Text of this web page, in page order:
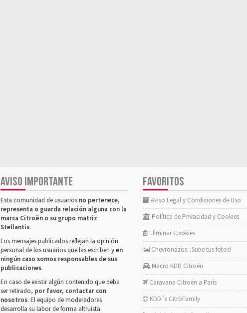
AVISO IMPORTANTE
Esta comunidad de usuarios no pertenece,
representa o guarda relación alguna con la
marca Citroën o su grupo matriz
Stellantis.
Los mensajes publicados reflejan la opinión
personal de los usuarios que las escriben yen
ningún caso somos responsables de sus
publicaciones.
En caso de existir algún contenido que deba
ser retirado, por favor, contactar con
nosotros. El equipo de moderadores
desarrolla su labor de forma altruista.
FAVORITOS
Aviso Legal y Condiciones de Uso
Política de Privacidad y Cookies
Eliminar Cookies
Chevronazos: ¡Sube tus fotos!
Macro KDD Citroën
Caravana Citroën a París
KDD´s CitröFamily